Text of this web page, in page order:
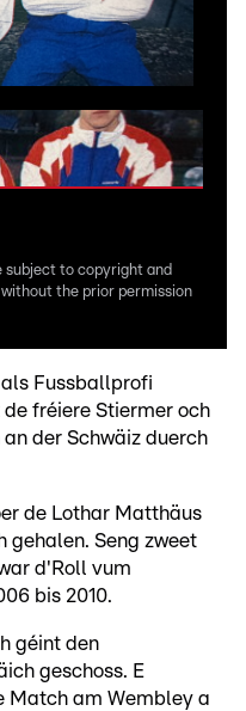
subject to copyright and
the prior permission
als Fussballprofi
de fréiere Stiermer och
der Schwäiz duerch
de Lothar Matthäus
gehalen. Seng zweet
d'Roll vum
bis 2010.
géint den
geschoss. E
Match am Wembley a